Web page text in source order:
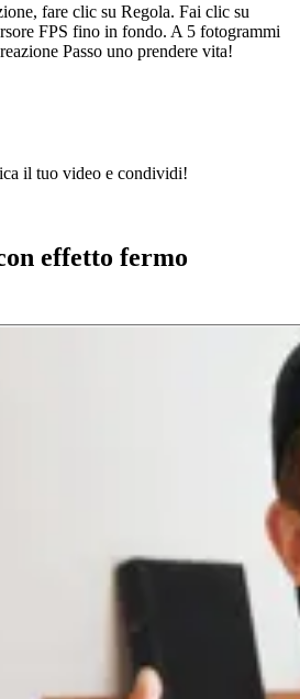
fare clic su Regola. Fai clic su
FPS fino in fondo. A 5 fotogrammi
Passo uno prendere vita!
il tuo video e condividi!
effetto fermo